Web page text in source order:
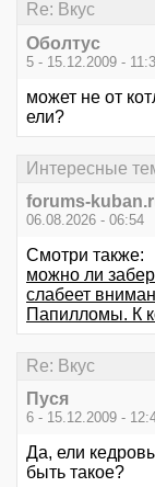
Re: Вкус
Оболтус
5 - 15.12.2009 -
может не от
ели?
Интересные
forums-
06.08.2026 - 06:54
Смотри также:
можно ли
слабеет
Папилломы. К
Re: Вкус
Пуся
6 - 15.12.2009 -
Да, ели
быть такое?